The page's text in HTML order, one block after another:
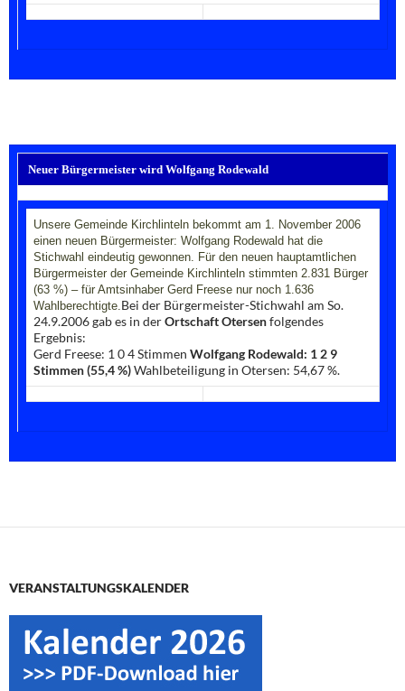
Neuer Bürgermeister wird Wolfgang Rodewald
Unsere Gemeinde Kirchlinteln bekommt am 1. November 2006
einen neuen Bürgermeister: Wolfgang Rodewald hat die
Stichwahl eindeutig gewonnen. Für den neuen hauptamtlichen
Bürgermeister der Gemeinde Kirchlinteln stimmten 2.831 Bürger
(63 %) – für Amtsinhaber Gerd Freese nur noch 1.636
Wahlberechtigte.Bei der Bürgermeister-Stichwahl am So.
24.9.2006 gab es in derOrtschaft Otersenfolgendes
Ergebnis:
Gerd Freese: 1 0 4 Stimmen Wolfgang Rodewald: 1 2 9
Stimmen (55,4 %)Wahlbeteiligung in Otersen: 54,67 %.
VERANSTALTUNGSKALENDER